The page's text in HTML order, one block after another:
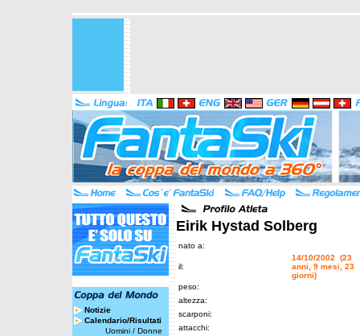
Notizie
Calendario/Risultati
Uomini / Donne
Eirik Hystad Solberg
nato a:
il:
14/10/2002 (23
anni, 9 mesi, 23
giorni)
peso:
altezza:
scarponi:
attacchi: